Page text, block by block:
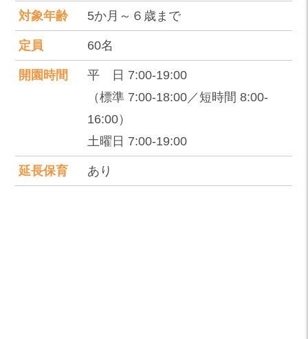
対象年齢 5か月～６歳まで
定員 60名
開園時間
平 日 7:00-19:00
（標準 7:00-18:00／短時間 8:00-
16:00）
土曜日 7:00-19:00
延長保育 あり